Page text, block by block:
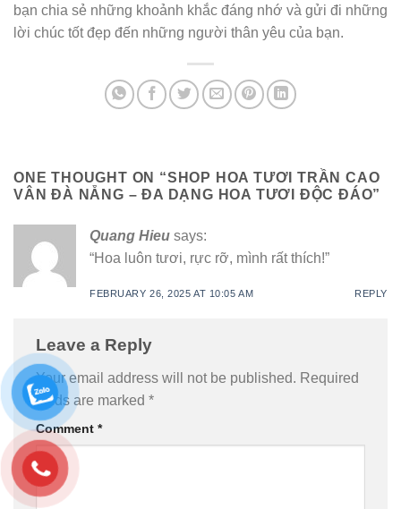
bạn chia sẻ những khoảnh khắc đáng nhớ và gửi đi những
lời chúc tốt đẹp đến những người thân yêu của bạn.
ONE THOUGHT ON “SHOP HOA TƯƠI TRẦN CAO
VÂN ĐÀ NẴNG – ĐA DẠNG HOA TƯƠI ĐỘC ĐÁO”
Quang Hieu says:
“Hoa luôn tươi, rực rỡ, mình rất thích!”
FEBRUARY 26, 2025 AT 10:05 AM REPLY
Leave a Reply
Your email address will not be published. Required
fields are marked *
Comment *